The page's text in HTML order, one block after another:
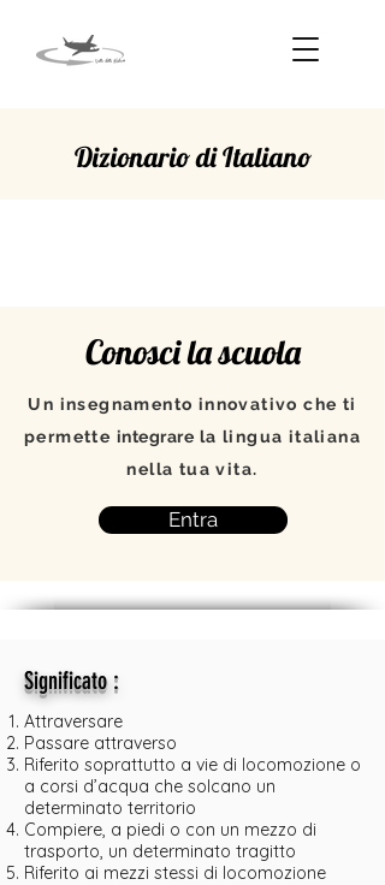
Dizionario di Italiano
Conosci la scuola
Un insegnamento innovativo che ti
permette integrare la lingua italiana
nella tua vita.
Entra
Significato:
Attraversare
Passare attraverso
Riferito soprattutto a vie di locomozione o
a corsi d’acqua che solcano un
determinato territorio
Compiere, a piedi o con un mezzo di
trasporto, un determinato tragitto
Riferito ai mezzi stessi di locomozione